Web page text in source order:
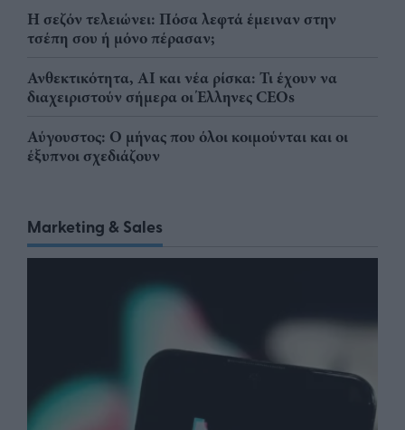
Η σεζόν τελειώνει: Πόσα λεφτά έμειναν στην
τσέπη σου ή μόνο πέρασαν;
Ανθεκτικότητα, AI και νέα ρίσκα: Τι έχουν να
διαχειριστούν σήμερα οι Έλληνες CEOs
Αύγουστος: Ο μήνας που όλοι κοιμούνται και οι
έξυπνοι σχεδιάζουν
Marketing & Sales